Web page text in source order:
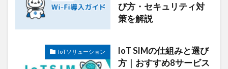
び方・セキュリティ対
策を解説
IoTソリューション
IoT SIMの仕組みと選び
方｜おすすめ8サービス